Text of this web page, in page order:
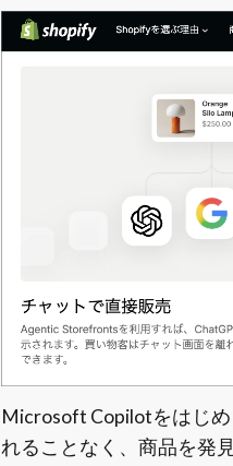
Microsoft Copilotをはじ
れることなく、商品を発